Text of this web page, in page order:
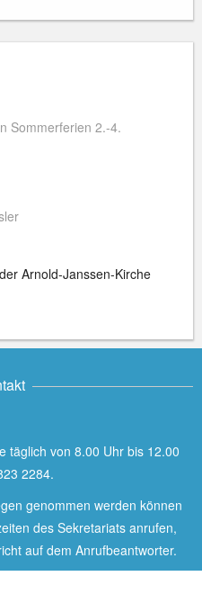
Sommerferien 2.-4.
Arnold-Janssen-Kirche
täglich von 8.00 Uhr bis 12.00
2284.
genommen werden können
des Sekretariats anrufen,
auf dem Anrufbeantworter.